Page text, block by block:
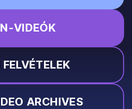
VIDEÓK
ARCHIVES